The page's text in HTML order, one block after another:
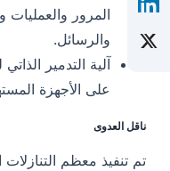
المرور والعمليات
والرسائل.
آلية التدمير
على الأجهزة
ناقل العدوى
تم تنفيذ معظم